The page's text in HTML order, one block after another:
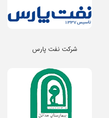
شرکت نفت پارس